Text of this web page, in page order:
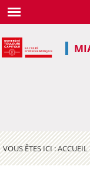
VOUS ÊTES ICI :ACCUEIL